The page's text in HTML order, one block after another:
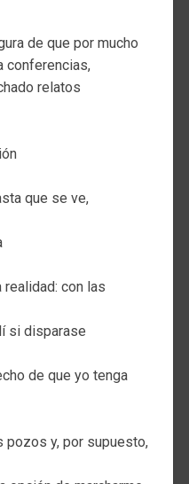
de que por mucho
conferencias,
relatos
que se ve,
realidad: con las
si disparase
de que yo tenga
y, por supuesto,